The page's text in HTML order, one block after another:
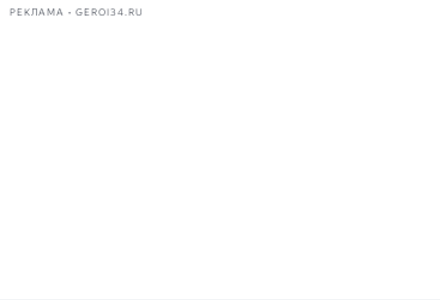
РЕКЛАМА • GEROI34.RU